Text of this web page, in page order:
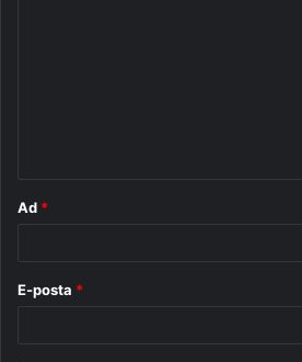
Ad *
E-posta *